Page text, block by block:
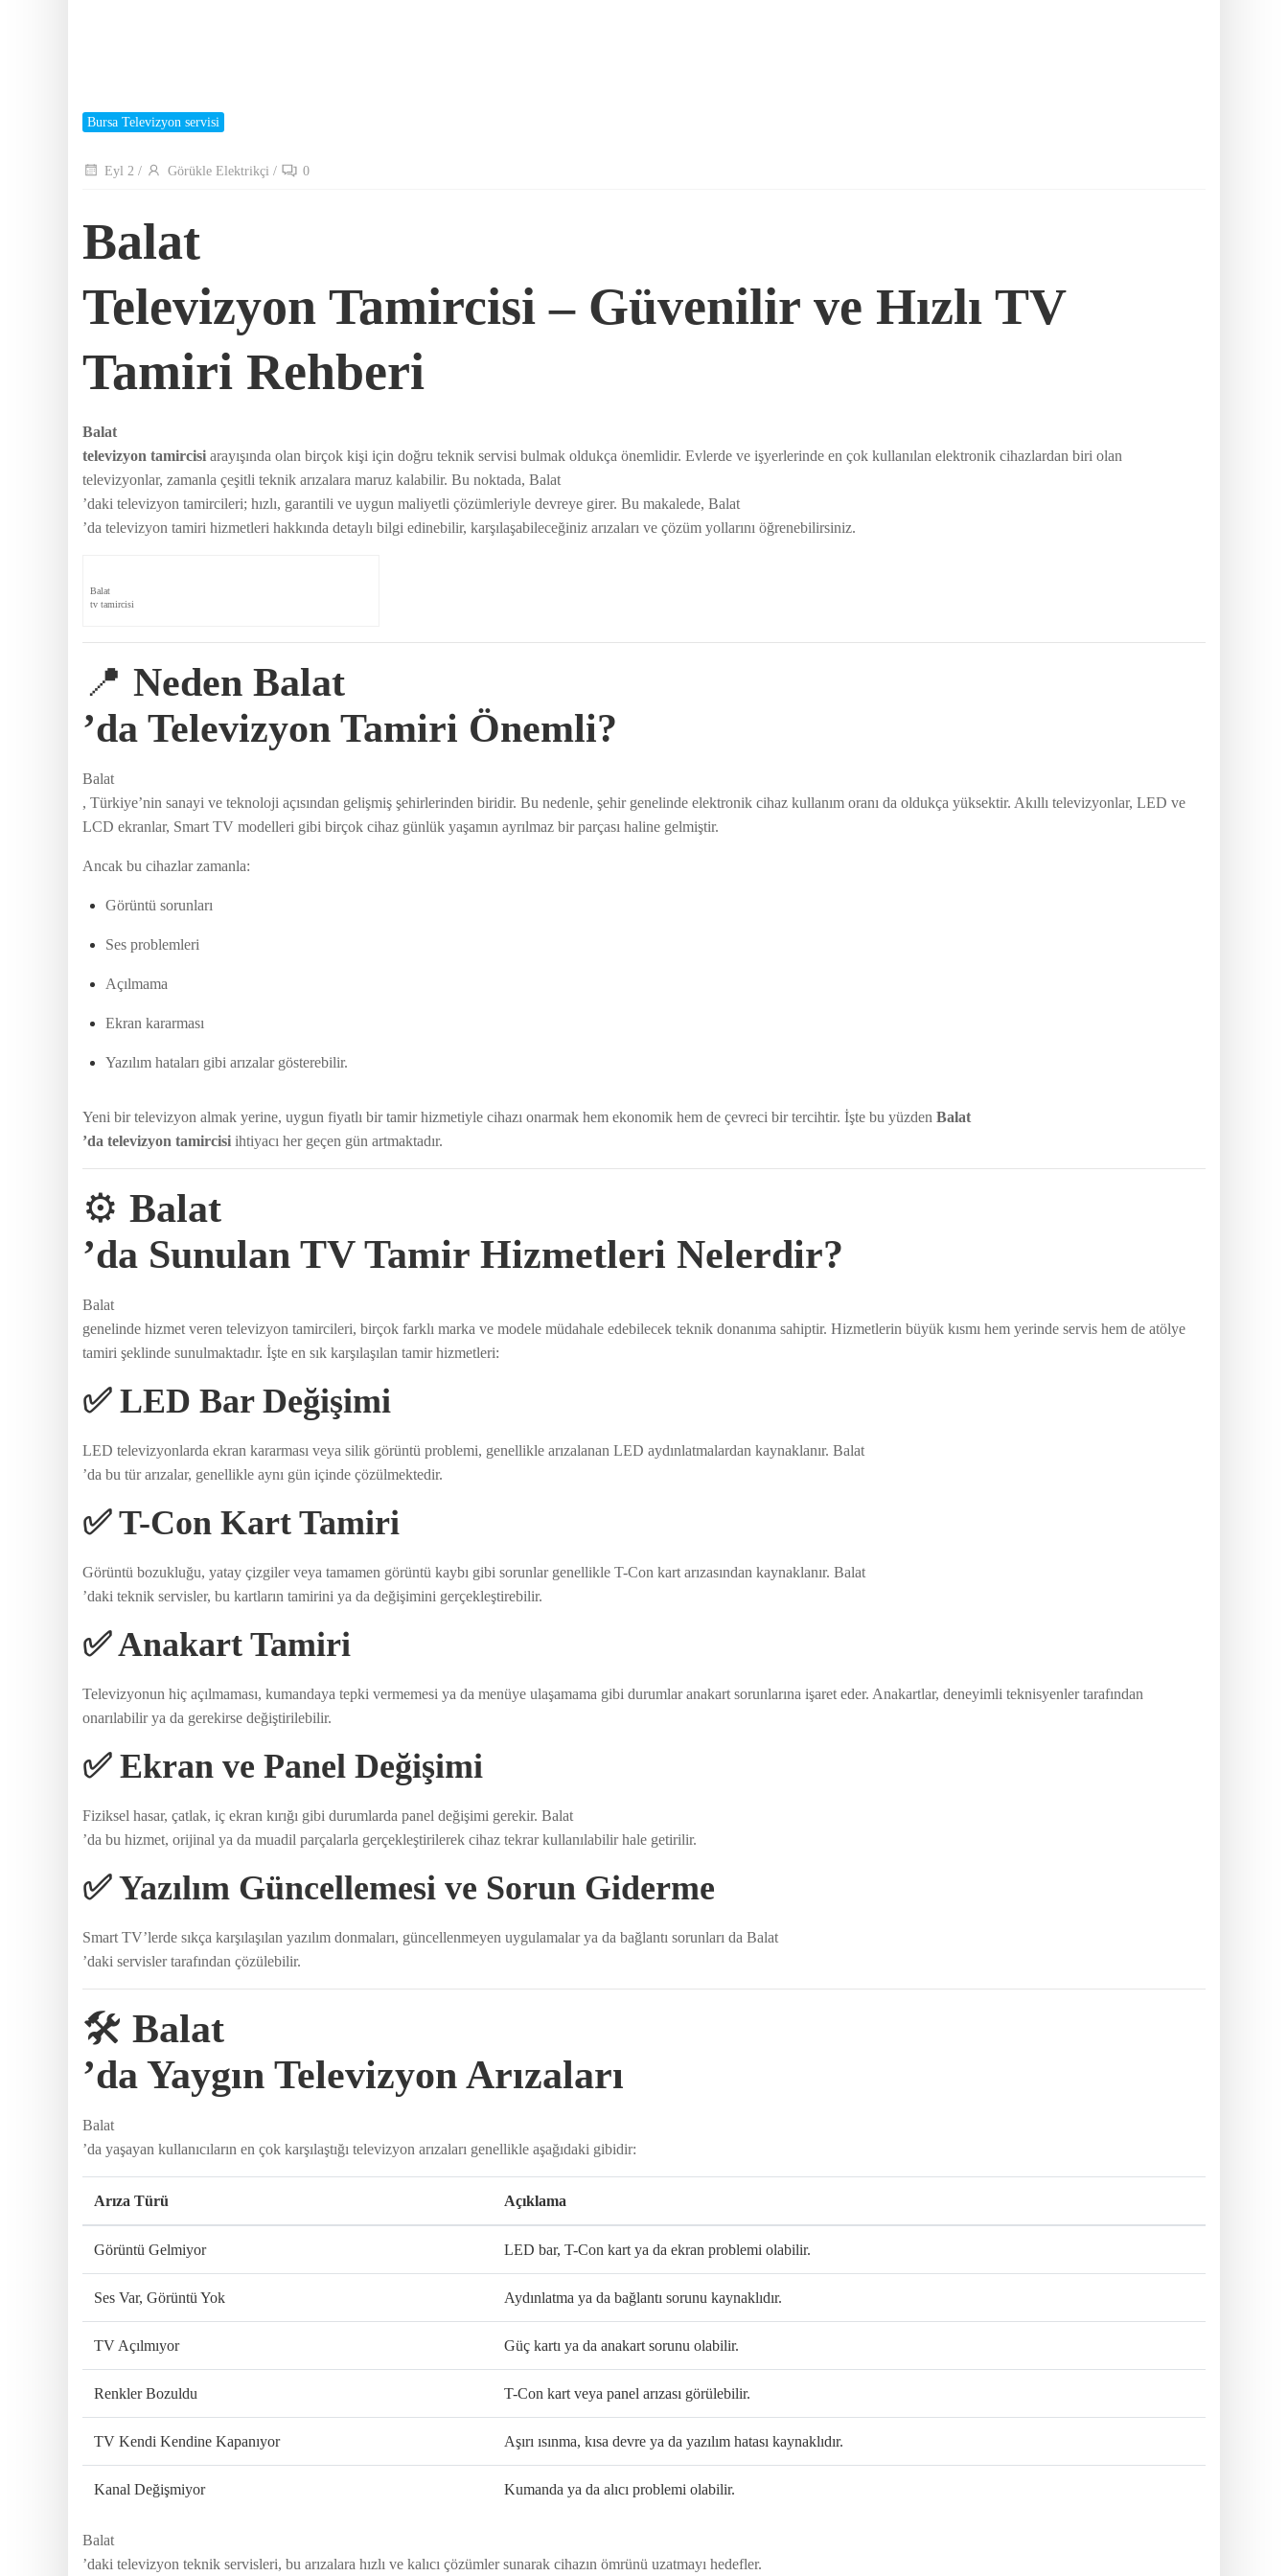
Bursa Televizyon servisi
Eyl 2 / Görükle Elektrikçi / 0
Balat
Televizyon Tamircisi – Güvenilir ve Hızlı TV
Tamiri Rehberi
Balat
televizyon tamircisi arayışında olan birçok kişi için doğru teknik servisi bulmak oldukça önemlidir. Evlerde ve işyerlerinde en çok kullanılan elektronik cihazlardan biri olan
televizyonlar, zamanla çeşitli teknik arızalara maruz kalabilir. Bu noktada, Balat
’daki televizyon tamircileri; hızlı, garantili ve uygun maliyetli çözümleriyle devreye girer. Bu makalede, Balat
’da televizyon tamiri hizmetleri hakkında detaylı bilgi edinebilir, karşılaşabileceğiniz arızaları ve çözüm yollarını öğrenebilirsiniz.
Balat
tv tamircisi
📍 Neden Balat
’da Televizyon Tamiri Önemli?
Balat
, Türkiye’nin sanayi ve teknoloji açısından gelişmiş şehirlerinden biridir. Bu nedenle, şehir genelinde elektronik cihaz kullanım oranı da oldukça yüksektir. Akıllı televizyonlar, LED ve
LCD ekranlar, Smart TV modelleri gibi birçok cihaz günlük yaşamın ayrılmaz bir parçası haline gelmiştir.
Ancak bu cihazlar zamanla:
Görüntü sorunları
Ses problemleri
Açılmama
Ekran kararması
Yazılım hataları gibi arızalar gösterebilir.
Yeni bir televizyon almak yerine, uygun fiyatlı bir tamir hizmetiyle cihazı onarmak hem ekonomik hem de çevreci bir tercihtir. İşte bu yüzden Balat
’da televizyon tamircisi ihtiyacı her geçen gün artmaktadır.
⚙️ Balat
’da Sunulan TV Tamir Hizmetleri Nelerdir?
Balat
genelinde hizmet veren televizyon tamircileri, birçok farklı marka ve modele müdahale edebilecek teknik donanıma sahiptir. Hizmetlerin büyük kısmı hem yerinde servis hem de atölye
tamiri şeklinde sunulmaktadır. İşte en sık karşılaşılan tamir hizmetleri:
✅ LED Bar Değişimi
LED televizyonlarda ekran kararması veya silik görüntü problemi, genellikle arızalanan LED aydınlatmalardan kaynaklanır. Balat
’da bu tür arızalar, genellikle aynı gün içinde çözülmektedir.
✅ T-Con Kart Tamiri
Görüntü bozukluğu, yatay çizgiler veya tamamen görüntü kaybı gibi sorunlar genellikle T-Con kart arızasından kaynaklanır. Balat
’daki teknik servisler, bu kartların tamirini ya da değişimini gerçekleştirebilir.
✅ Anakart Tamiri
Televizyonun hiç açılmaması, kumandaya tepki vermemesi ya da menüye ulaşamama gibi durumlar anakart sorunlarına işaret eder. Anakartlar, deneyimli teknisyenler tarafından
onarılabilir ya da gerekirse değiştirilebilir.
✅ Ekran ve Panel Değişimi
Fiziksel hasar, çatlak, iç ekran kırığı gibi durumlarda panel değişimi gerekir. Balat
’da bu hizmet, orijinal ya da muadil parçalarla gerçekleştirilerek cihaz tekrar kullanılabilir hale getirilir.
✅ Yazılım Güncellemesi ve Sorun Giderme
Smart TV’lerde sıkça karşılaşılan yazılım donmaları, güncellenmeyen uygulamalar ya da bağlantı sorunları da Balat
’daki servisler tarafından çözülebilir.
🛠️ Balat
’da Yaygın Televizyon Arızaları
Balat
’da yaşayan kullanıcıların en çok karşılaştığı televizyon arızaları genellikle aşağıdaki gibidir:
Arıza Türü Açıklama
Görüntü Gelmiyor LED bar, T-Con kart ya da ekran problemi olabilir.
Ses Var, Görüntü Yok Aydınlatma ya da bağlantı sorunu kaynaklıdır.
TV Açılmıyor Güç kartı ya da anakart sorunu olabilir.
Renkler Bozuldu T-Con kart veya panel arızası görülebilir.
TV Kendi Kendine Kapanıyor Aşırı ısınma, kısa devre ya da yazılım hatası kaynaklıdır.
Kanal Değişmiyor Kumanda ya da alıcı problemi olabilir.
Balat
’daki televizyon teknik servisleri, bu arızalara hızlı ve kalıcı çözümler sunarak cihazın ömrünü uzatmayı hedefler.